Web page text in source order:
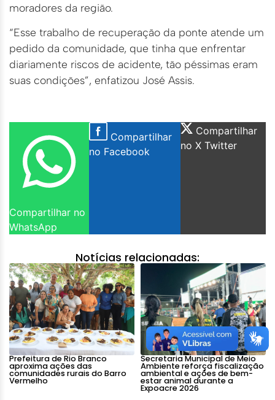
moradores da região.
“Esse trabalho de recuperação da ponte atende um
pedido da comunidade, que tinha que enfrentar
diariamente riscos de acidente, tão péssimas eram
suas condições”, enfatizou José Assis.
Compartilhar no
WhatsApp
Compartilhar
no Facebook
Compartilhar
no X Twitter
Notícias relacionadas:
Prefeitura de Rio Branco
aproxima ações das
comunidades rurais do Barro
Vermelho
Secretaria Municipal de Meio
Ambiente reforça fiscalização
ambiental e ações de bem-
estar animal durante a
Expoacre 2026